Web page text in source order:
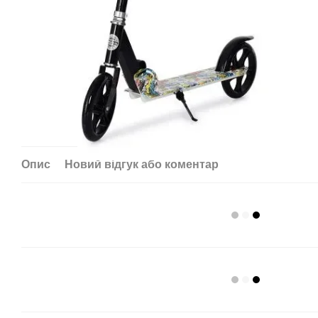
Опис Новий відгук або коментар